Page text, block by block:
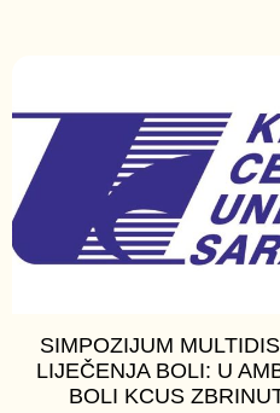
SIMPOZIJUM
LIJEČENJA BOLI: U
BOLI KCUS